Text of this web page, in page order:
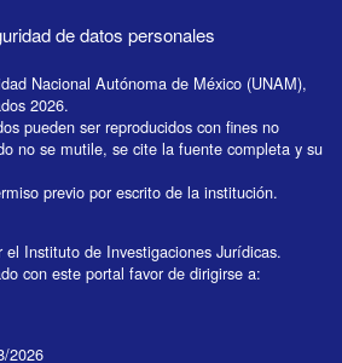
de datos personales
Nacional Autónoma de México (UNAM),
2026.
pueden ser reproducidos con fines no
no se mutile, se cite la fuente completa y su
previo por escrito de la institución.
Instituto de Investigaciones Jurídicas.
con este portal favor de dirigirse a:
2026